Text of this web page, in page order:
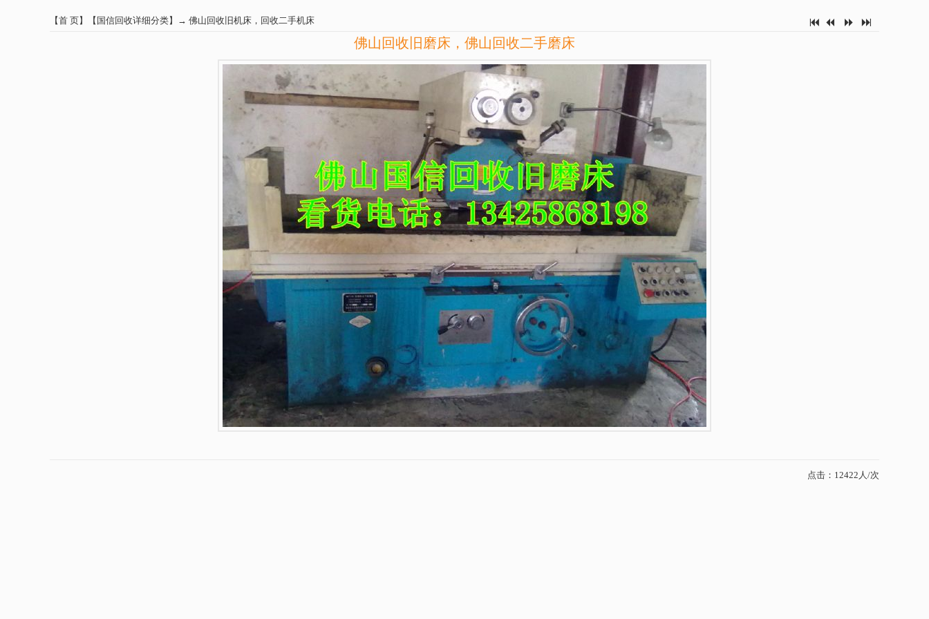
【首 页】【 国信回收详细分类】→ 佛山回收旧机床，回收二手机床 7 2 5 6
佛山回收旧磨床，佛山回收二手磨床
点击：12422人/次